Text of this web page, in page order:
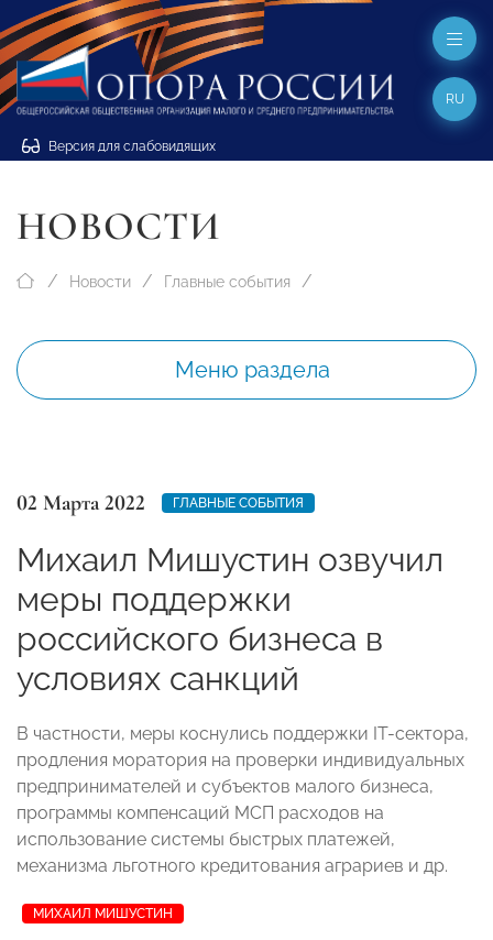
Версия для слабовидящих
RU
НОВОСТИ
Новости Главные события
Меню раздела
02 Марта 2022 ГЛАВНЫЕ СОБЫТИЯ
Михаил Мишустин озвучил
меры поддержки
российского бизнеса в
условиях санкций
В частности, меры коснулись поддержки IT-сектора,
продления моратория на проверки индивидуальных
предпринимателей и субъектов малого бизнеса,
программы компенсаций МСП расходов на
использование системы быстрых платежей,
механизма льготного кредитования аграриев и др.
МИХАИЛ МИШУСТИН